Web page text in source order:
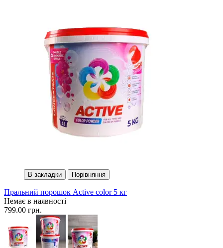
В закладки Порівняння
Пральний порошок Active color 5 кг
Немає в наявності
799.00 грн.